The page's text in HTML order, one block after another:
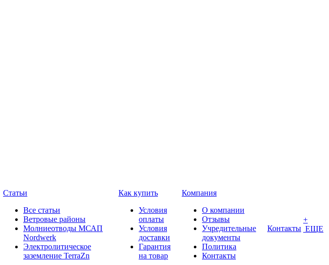
Статьи
Все статьи
Ветровые районы
Молниеотводы МСАП
Nordwerk
Электролитическое
заземление TerraZn
Как купить
Условия
оплаты
Условия
доставки
Гарантия
на товар
Компания
О компании
Отзывы
Учредительные
документы
Политика
Контакты
Контакты
+
ЕЩЕ